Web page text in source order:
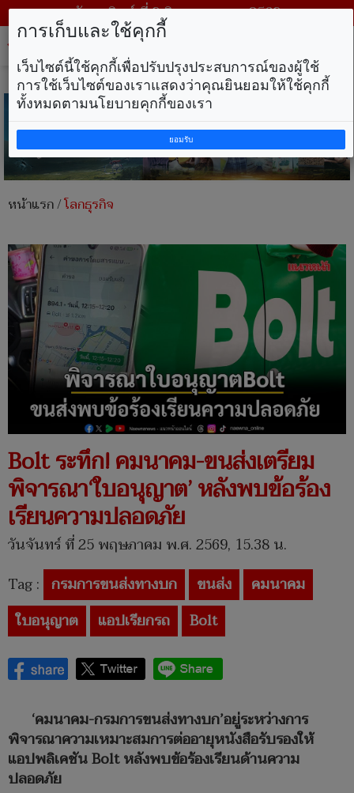
วันอาทิตย์ ที่ 9 สิงหาคม พ.ศ. 2569
หน้าแรก/โลกธุรกิจ
Bolt ระทึก! คมนาคม-ขนส่งเตรียม
พิจารณา‘ใบอนุญาต’ หลังพบข้อร้อง
เรียนความปลอดภัย
วันจันทร์ ที่ 25 พฤษภาคม พ.ศ. 2569, 15.38 น.
Tag : กรมการขนส่งทางบก ขนส่ง
คมนาคม
ใบอนุญาต
แอปเรียกรถ Bolt
‘คมนาคม-กรมการขนส่งทางบก’อยู่ระหว่างการ
พิจารณาความเหมาะสมการต่ออายุหนังสือรับรองให้
แอปพลิเคชัน Bolt หลังพบข้อร้องเรียนด้านความ
ปลอดภัย
การเก็บและใช้คุกกี้
เว็บไซต์นี้ใช้คุกกี้เพื่อปรับปรุงประสบการณ์ของผู้ใช้
การใช้เว็บไซต์ของเราแสดงว่าคุณยินยอมให้ใช้คุกกี้
ทั้งหมดตามนโยบายคุกกี้ของเรา
ยอมรับ